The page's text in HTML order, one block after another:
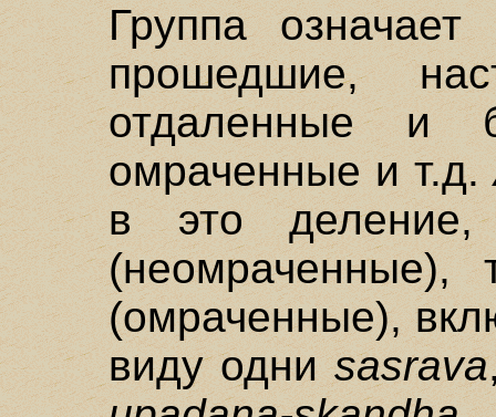
Группа
прошедшие,
отдаленные и
омраченные и т.д.
в это
(омраченные),
виду одниsasrava